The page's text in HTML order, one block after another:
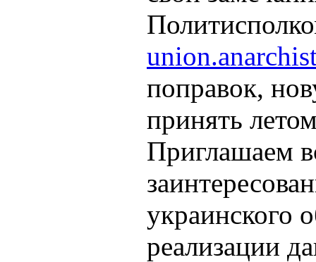
поправок,
принять
Приглашаем
украинского
реализации